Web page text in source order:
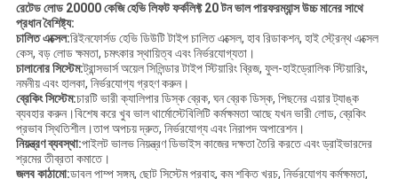
রেটেড লোড 20000 কেজি হেভি লিফট ফর্কলিফ্ট 20 টন ভাল পারফরম্যান্স উচ্চ মানের সাথে
প্রধান বৈশিষ্ট্য:
চালিত এক্সেল:রিইনফোর্সড হেভি ডিউটি ​​টাইপ চালিত এক্সেল, হাব রিডাকশন, হাই স্ট্রেন্থ এক্সেল
কেস, বড় লোড ক্ষমতা, চমৎকার স্থায়িত্ব এবং নির্ভরযোগ্যতা।
চালানোর সিস্টেম:ট্রান্সভার্স অয়েল সিলিন্ডার টাইপ স্টিয়ারিং ব্রিজ, ফুল-হাইড্রোলিক স্টিয়ারিং,
নমনীয় এবং হালকা, নির্ভরযোগ্য গ্রহণ করুন।
ব্রেকিং সিস্টেম:চারটি ভারী ক্যালিপার ডিস্ক ব্রেক, ঘন ব্রেক ডিস্ক, পিছনের এয়ার ট্যাঙ্ক
ব্যবহার করুন।বিশেষ করে খুব ভাল থার্মোস্টেবিলিটি কর্মক্ষমতা আছে যখন ভারী লোড, ব্রেকিং
প্রভাব স্থিতিশীল।তাপ অপচয় দ্রুত, নির্ভরযোগ্য এবং নিরাপদ অপারেশন।
নিয়ন্ত্রণ ব্যবস্থা:পাইলট ভালভ নিয়ন্ত্রণ ডিভাইস কাজের দক্ষতা তৈরি করতে এবং ড্রাইভারদের
শ্রমের তীব্রতা কমাতে।
জলব কাঠামো:ডাবল পাম্প সঙ্গম, ছোট সিস্টেম প্রবাহ, কম শক্তি খরচ, নির্ভরযোগ্য কর্মক্ষমতা,